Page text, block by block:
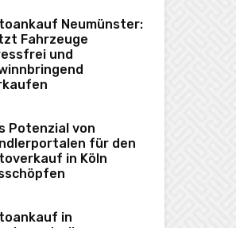
Neumünster:
Fahrzeuge
und
Potenzial von
für den
in Köln
in